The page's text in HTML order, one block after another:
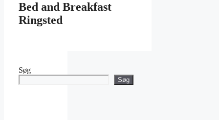
Bed and Breakfast
Ringsted
Søg
Søg